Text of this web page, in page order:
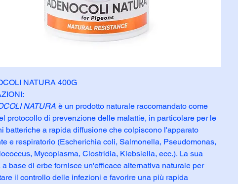
NATURA 400G
NATURA è un prodotto naturale raccomandato come
protocollo di prevenzione delle malattie, in particolare per le
batteriche a rapida diffusione che colpiscono l'apparato
e respiratorio (Escherichia coli, Salmonella, Pseudomonas,
Mycoplasma, Clostridia, Klebsiella, ecc.). La sua
a base di erbe fornisce un'efficace alternativa naturale per
il controllo delle infezioni e favorire una più rapida